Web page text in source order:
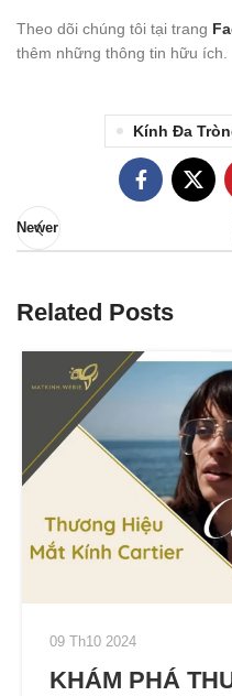
Theo dõi chúng tôi tại trang
thêm những thông tin hữu ích.
Kính Đa
Newer
Related Posts
09 Th10 2024
KHÁM PHÁ